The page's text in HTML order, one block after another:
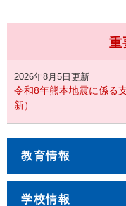
重
2026年8月5日更新
令和8年熊本地震に係る
新）
教育情報
学校情報